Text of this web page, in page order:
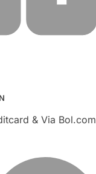
& Via Bol.com